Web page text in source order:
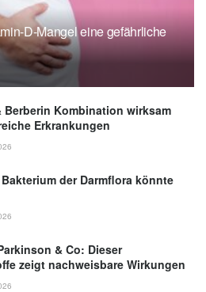
D-Mangel eine gefährliche
Berberin Kombination wirksam
Erkrankungen
der Darmflora könnte
& Co: Dieser
zeigt nachweisbare Wirkungen